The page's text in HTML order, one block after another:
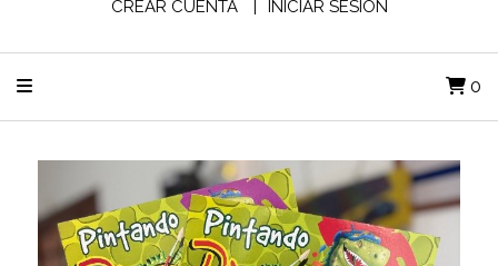
CREAR CUENTA INICIAR SESIÓN
0